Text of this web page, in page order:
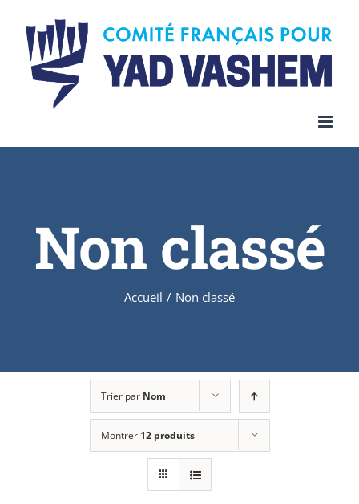
content
Non classé
Accueil / Non classé
Trier par Nom
Montrer 12 produits